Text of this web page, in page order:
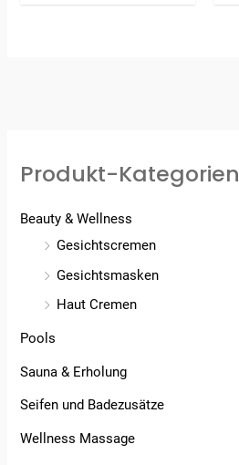
Produkt-Kategorien
Beauty & Wellness
Gesichtscremen
Gesichtsmasken
Haut Cremen
Pools
Sauna & Erholung
Seifen und Badezusätze
Wellness Massage